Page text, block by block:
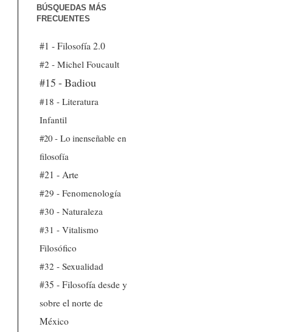
BÚSQUEDAS MÁS
FRECUENTES
#1 - Filosofía 2.0
#2 - Michel Foucault
#15 - Badiou
#18 - Literatura
Infantil
#20 - Lo inenseñable en
filosofía
#21 - Arte
#29 - Fenomenología
#30 - Naturaleza
#31 - Vitalismo
Filosófico
#32 - Sexualidad
#35 - Filosofía desde y
sobre el norte de
México